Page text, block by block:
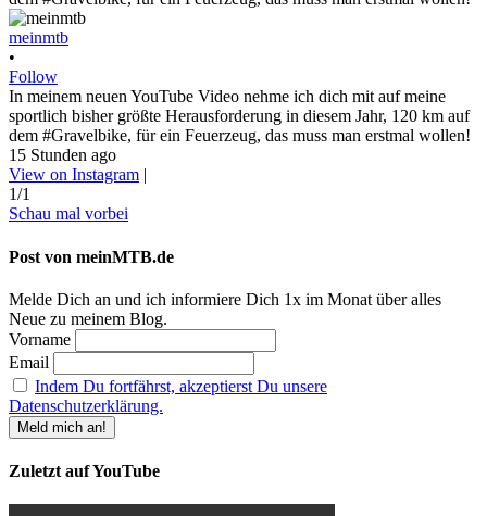
meinmtb
•
Follow
In meinem neuen YouTube Video nehme ich dich mit auf meine
sportlich bisher größte Herausforderung in diesem Jahr, 120 km auf
dem #Gravelbike, für ein Feuerzeug, das muss man erstmal wollen!
15 Stunden ago
View on Instagram |
1/1
Schau mal vorbei
Post von meinMTB.de
Melde Dich an und ich informiere Dich 1x im Monat über alles
Neue zu meinem Blog.
Vorname
Email
Indem Du fortfährst, akzeptierst Du unsere
Datenschutzerklärung.
Zuletzt auf YouTube